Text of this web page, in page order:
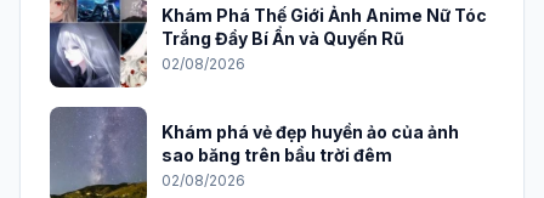
Khám Phá Thế Giới Ảnh Anime Nữ Tóc
Trắng Đầy Bí Ẩn và Quyến Rũ
02/08/2026
Khám phá vẻ đẹp huyền ảo của ảnh
sao băng trên bầu trời đêm
02/08/2026